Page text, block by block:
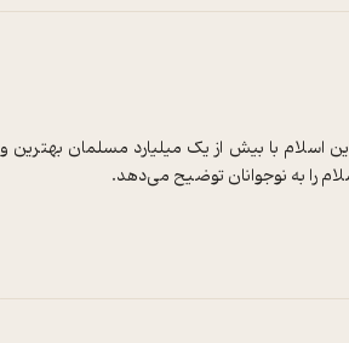
اسلام با بیش از یک میلیارد مسلمان بهترین و
را به نوجوانان توضیح می‌دهد.